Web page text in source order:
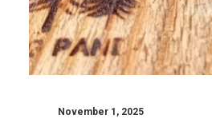
November 1, 2025